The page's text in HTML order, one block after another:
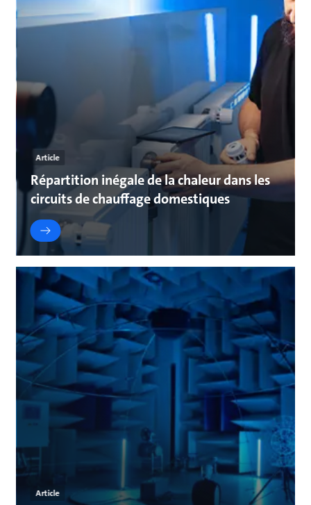
Article
Répartition inégale de la chaleur dans les
circuits de chauffage domestiques
Article